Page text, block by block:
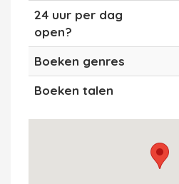
24 uur per dag
open?
Boeken genres
Boeken talen